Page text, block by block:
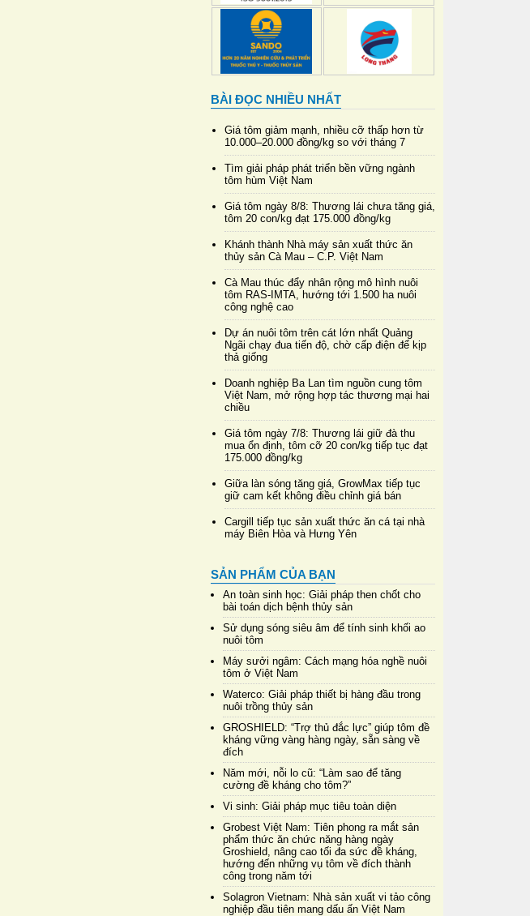
BÀI ĐỌC NHIỀU NHẤT
Giá tôm giảm mạnh, nhiều cỡ thấp hơn từ
10.000–20.000 đồng/kg so với tháng 7
Tìm giải pháp phát triển bền vững ngành
tôm hùm Việt Nam
Giá tôm ngày 8/8: Thương lái chưa tăng giá,
tôm 20 con/kg đạt 175.000 đồng/kg
Khánh thành Nhà máy sản xuất thức ăn
thủy sản Cà Mau – C.P. Việt Nam
Cà Mau thúc đẩy nhân rộng mô hình nuôi
tôm RAS-IMTA, hướng tới 1.500 ha nuôi
công nghệ cao
Dự án nuôi tôm trên cát lớn nhất Quảng
Ngãi chạy đua tiến độ, chờ cấp điện để kịp
thả giống
Doanh nghiệp Ba Lan tìm nguồn cung tôm
Việt Nam, mở rộng hợp tác thương mại hai
chiều
Giá tôm ngày 7/8: Thương lái giữ đà thu
mua ổn định, tôm cỡ 20 con/kg tiếp tục đạt
175.000 đồng/kg
Giữa làn sóng tăng giá, GrowMax tiếp tục
giữ cam kết không điều chỉnh giá bán
Cargill tiếp tục sản xuất thức ăn cá tại nhà
máy Biên Hòa và Hưng Yên
SẢN PHẨM CỦA BẠN
An toàn sinh học: Giải pháp then chốt cho
bài toán dịch bệnh thủy sản
Sử dụng sóng siêu âm để tính sinh khối ao
nuôi tôm
Máy sưởi ngâm: Cách mạng hóa nghề nuôi
tôm ở Việt Nam
Waterco: Giải pháp thiết bị hàng đầu trong
nuôi trồng thủy sản
GROSHIELD: “Trợ thủ đắc lực” giúp tôm đề
kháng vững vàng hàng ngày, sẵn sàng về
đích
Năm mới, nỗi lo cũ: “Làm sao để tăng
cường đề kháng cho tôm?”
Vi sinh: Giải pháp mục tiêu toàn diện
Grobest Việt Nam: Tiên phong ra mắt sản
phẩm thức ăn chức năng hàng ngày
Groshield, nâng cao tối đa sức đề kháng,
hướng đến những vụ tôm về đích thành
công trong năm tới
Solagron Vietnam: Nhà sản xuất vi tảo công
nghiệp đầu tiên mang dấu ấn Việt Nam